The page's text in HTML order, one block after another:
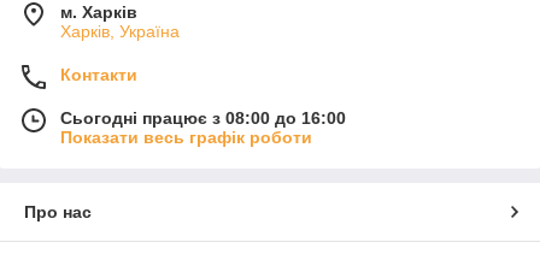
м. Харків
Харків, Україна
Контакти
Сьогодні працює з 08:00 до 16:00
Показати весь графік роботи
Про нас